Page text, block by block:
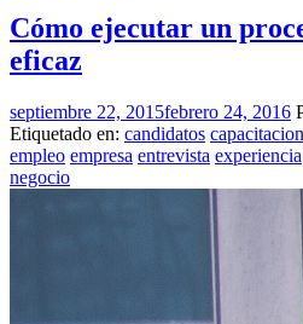
Cómo ejecutar un
eficaz
septiembre 22, 2015febrero 24, 2016
Etiquetado en: candidatos capacitacion
empleo empresa entrevista experiencia
negocio